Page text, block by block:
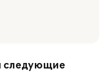
следующие